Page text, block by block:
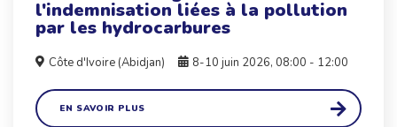
l'indemnisation liées à la pollution
par les hydrocarbures
Côte d'Ivoire (Abidjan) 8-10 juin 2026, 08:00 - 12:00
EN SAVOIR PLUS